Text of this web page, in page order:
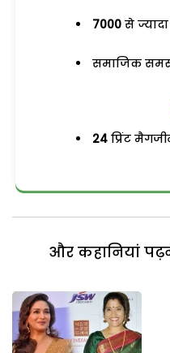
7000 से
समाजिक
24 प्रिंट
और कहानियां